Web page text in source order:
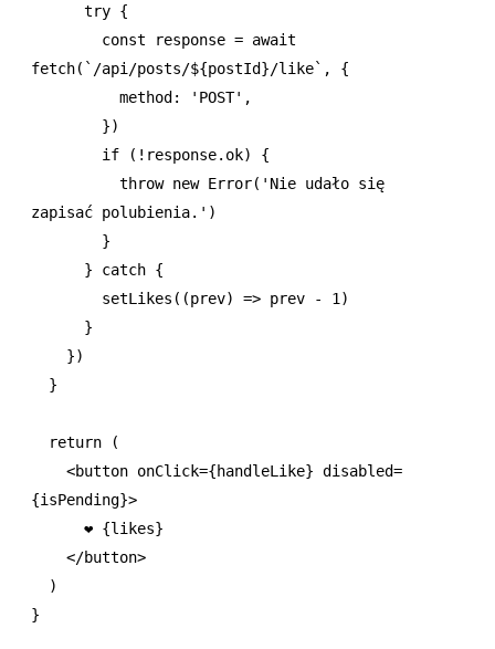
      try
{
        const
response = await
fetch( `/api/posts/${postId}/like` ,
{
          method
: 'POST' ,
        })
        if
( ! response.ok) {
          throw
new Error( 'Nie udało się
zapisać polubienia.' )
        }
      }
catch {
        setLikes
((prev) => prev - 1)
      }
    })
  }
  return
(
    <
button onClick={handleLike} disabled=
{isPending}>
      ❤️ {likes}
    </
button>
  )
}